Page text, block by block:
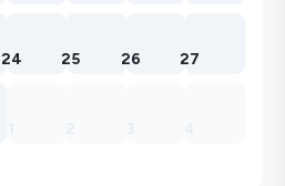
24 25 26 27